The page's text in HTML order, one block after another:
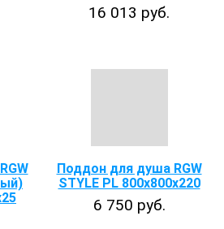
16 013 руб.
Поддон для душа RGW
STYLE PL 800х800х220
6 750 руб.